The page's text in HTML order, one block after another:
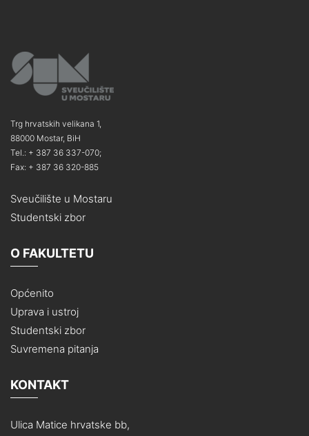
Trg hrvatskih velikana 1,
88000 Mostar, BiH
Tel.: + 387 36 337-070;
Fax: + 387 36 320-885
Sveučilište u Mostaru
Studentski zbor
O FAKULTETU
Općenito
Uprava i ustroj
Studentski zbor
Suvremena pitanja
KONTAKT
Ulica Matice hrvatske bb,